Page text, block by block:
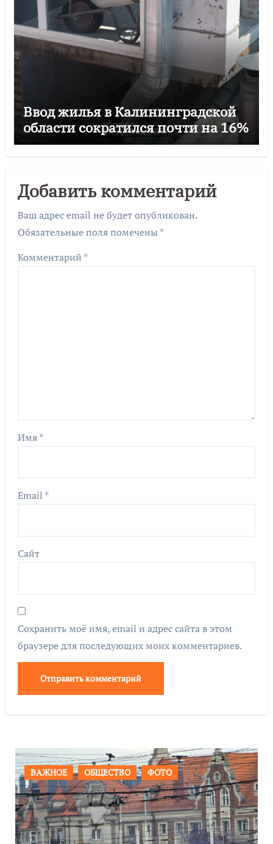
Ввод жилья в Калининградской
области сократился почти на 16%
Добавить комментарий
Ваш адрес email не будет опубликован.
Обязательные поля помечены *
Комментарий *
Имя*
Email *
Сайт
Сохранить моё имя, email и адрес сайта в этом
браузере для последующих моих комментариев.
ВАЖНОЕ ОБЩЕСТВО ФОТО